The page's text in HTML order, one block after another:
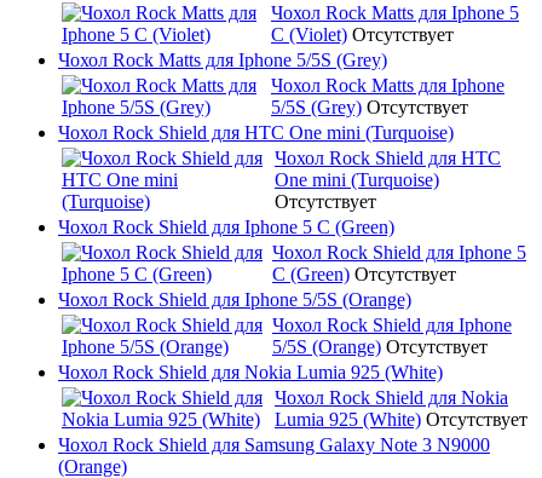
Чохол Rock Matts для Iphone 5
C (Violet) Отсутствует
Чохол Rock Matts для Iphone 5/5S (Grey)
Чохол Rock Matts для Iphone
5/5S (Grey) Отсутствует
Чохол Rock Shield для HTC One mini (Turquoise)
Чохол Rock Shield для HTC
One mini (Turquoise)
Отсутствует
Чохол Rock Shield для Iphone 5 C (Green)
Чохол Rock Shield для Iphone 5
C (Green) Отсутствует
Чохол Rock Shield для Iphone 5/5S (Orange)
Чохол Rock Shield для Iphone
5/5S (Orange) Отсутствует
Чохол Rock Shield для Nokia Lumia 925 (White)
Чохол Rock Shield для Nokia
Lumia 925 (White) Отсутствует
Чохол Rock Shield для Samsung Galaxy Note 3 N9000
(Orange)